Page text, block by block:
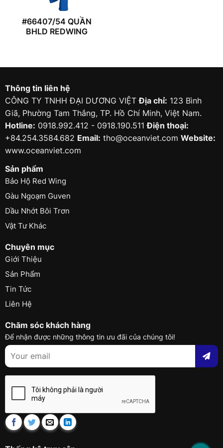
#66407/54 QUẦN
BHLD REDWING
Thông tin liên hệ
CÔNG TY TNHH ĐẠI DƯƠNG VIỆTĐịa chỉ: 123 Bình
Giã, Phường Tam Thắng, TP. Hồ Chí Minh, Việt Nam.
Hotline: 0918.992.412 - 0918.190.511Điện thoại:
+84.254.3584.682 Email: tho@oceanviet.com Website:
www.oceanviet.com
Sản phẩm
Bảo Hộ Red Wing
Gàu Ngoạm Guven
Dầu Nhớt Bôi Trơn
Vật Tư Khác
Chuyên mục
Giới Thiệu
Sản Phẩm
Tin Tức
Liên Hệ
Chăm sóc khách hàng
Để nhận được những thông tin ưu đãi của chúng tôi!